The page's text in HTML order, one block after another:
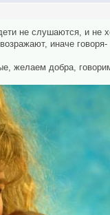
не слушаются, и
иначе говоря-
желаем добра,